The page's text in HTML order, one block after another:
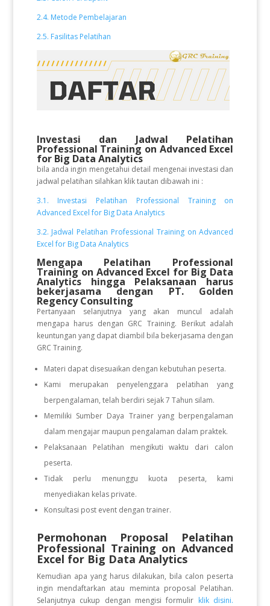
2.4. Metode Pembelajaran
2.5. Fasilitas Pelatihan
Investasi dan Jadwal Pelatihan
Professional Training on Advanced Excel
for Big Data Analytics
bila anda ingin mengetahui detail mengenai investasi dan
jadwal pelatihan silahkan klik tautan dibawah ini :
3.1. Investasi Pelatihan Professional Training on
Advanced Excel for Big Data Analytics
3.2. Jadwal Pelatihan Professional Training on Advanced
Excel for Big Data Analytics
Mengapa Pelatihan Professional
Training on Advanced Excel for Big Data
Analytics hingga Pelaksanaanharus
bekerjasama dengan PT. Golden
Regency Consulting
Pertanyaan selanjutnya yang akan muncul adalah
mengapa harus dengan GRC Training. Berikut adalah
keuntungan yang dapat diambil bila bekerjasama dengan
GRC Training.
Materi dapat disesuaikan dengan kebutuhan peserta.
Kami merupakan penyelenggara pelatihan yang
berpengalaman, telah berdiri sejak 7 Tahun silam.
Memiliki Sumber Daya Trainer yang berpengalaman
dalam mengajar maupun pengalaman dalam praktek.
Pelaksanaan Pelatihan mengikuti waktu dari calon
peserta.
Tidak perlu menunggu kuota peserta, kami
menyediakan kelas private.
Konsultasi post event dengan trainer.
Permohonan Proposal Pelatihan
Professional Training on Advanced
Excel for Big Data Analytics
Kemudian apa yang harus dilakukan, bila calon peserta
ingin mendaftarkan atau meminta proposal Pelatihan.
Selanjutnya cukup dengan mengisi formulir klik disini.